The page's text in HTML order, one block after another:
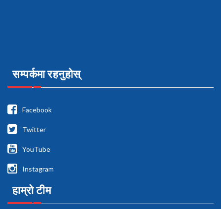
सम्पर्कमा रहनुहोस्
Facebook
Twitter
YouTube
Instagram
हाम्रो टीम